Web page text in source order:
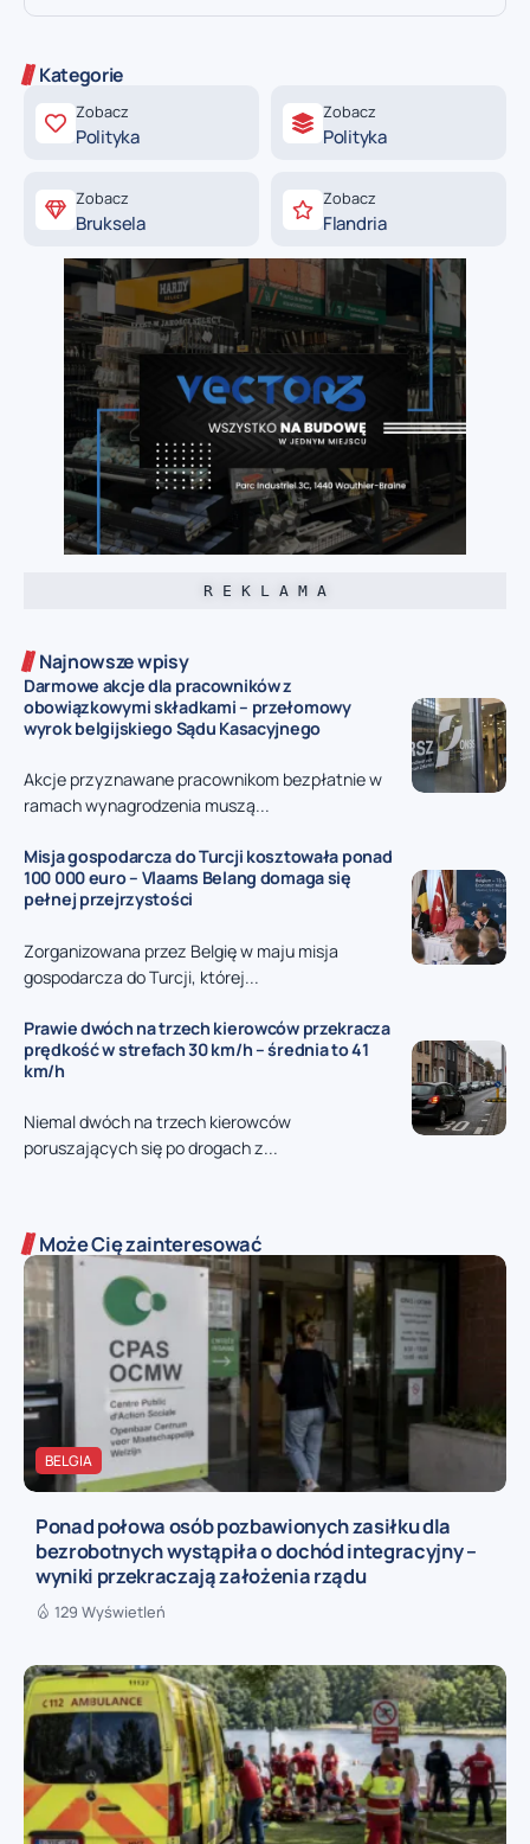
Kategorie
Zobacz
Polityka
Zobacz
Polityka
Zobacz
Bruksela
Zobacz
Flandria
R E K L A M A
Najnowsze wpisy
Darmowe akcje dla pracowników z
obowiązkowymi składkami – przełomowy
wyrok belgijskiego Sądu Kasacyjnego
Akcje przyznawane pracownikom bezpłatnie w
ramach wynagrodzenia muszą...
Misja gospodarcza do Turcji kosztowała ponad
100 000 euro – Vlaams Belang domaga się
pełnej przejrzystości
Zorganizowana przez Belgię w maju misja
gospodarcza do Turcji, której...
Prawie dwóch na trzech kierowców przekracza
prędkość w strefach 30 km/h – średnia to 41
km/h
Niemal dwóch na trzech kierowców
poruszających się po drogach z...
Może Cię zainteresować
BELGIA
Ponad połowa osób pozbawionych zasiłku dla
bezrobotnych wystąpiła o dochód integracyjny –
wyniki przekraczają założenia rządu
129 Wyświetleń